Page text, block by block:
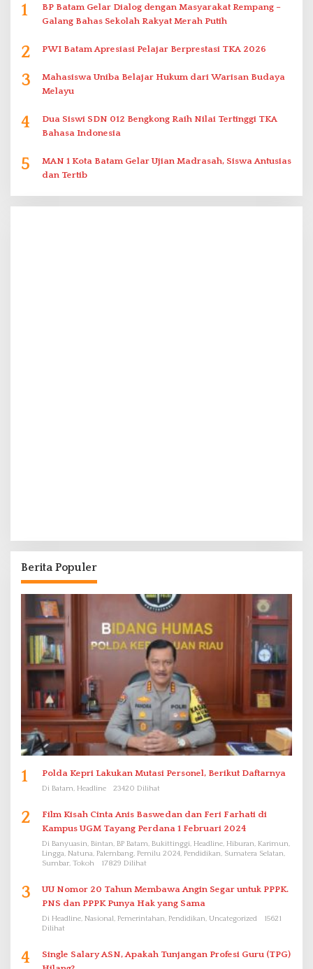
1
BP Batam Gelar Dialog dengan Masyarakat Rempang –
Galang Bahas Sekolah Rakyat Merah Putih
2 PWI Batam Apresiasi Pelajar Berprestasi TKA 2026
3
Mahasiswa Uniba Belajar Hukum dari Warisan Budaya
Melayu
4
Dua Siswi SDN 012 Bengkong Raih Nilai Tertinggi TKA
Bahasa Indonesia
5
MAN 1 Kota Batam Gelar Ujian Madrasah, Siswa Antusias
dan Tertib
Berita Populer
1 Polda Kepri Lakukan Mutasi Personel, Berikut Daftarnya
Di Batam, Headline 23420 Dilihat
2
Film Kisah Cinta Anis Baswedan dan Feri Farhati di
Kampus UGM Tayang Perdana 1 Februari 2024
Di Banyuasin, Bintan, BP Batam, Bukittinggi, Headline, Hiburan, Karimun,
Lingga, Natuna, Palembang, Pemilu 2024, Pendidikan, Sumatera Selatan,
Sumbar, Tokoh
17829 Dilihat
3
UU Nomor 20 Tahun Membawa Angin Segar untuk PPPK.
PNS dan PPPK Punya Hak yang Sama
Di Headline, Nasional, Pemerintahan, Pendidikan, Uncategorized
15621
Dilihat
4
Single Salary ASN, Apakah Tunjangan Profesi Guru (TPG)